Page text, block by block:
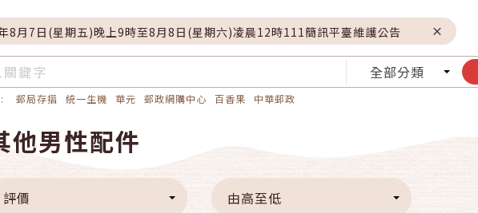
8月7日(星期五)晚上9時至8月8日(星期六)凌晨12時111簡訊平臺維護公告
全部分類
郵局存摺 統一生機 華元 郵政網購中心 百香果 中華郵政
他男性配件
評價 由高至低